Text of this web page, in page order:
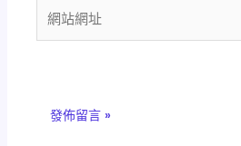
地
站